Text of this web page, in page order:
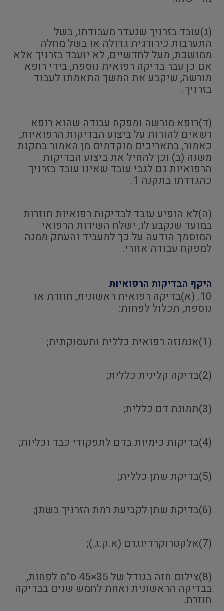
(ג)עובד בזרניך שנעדר מעבודתו, בשל
התערבות כירורגית גדולה או בשל מחלה
ממושכת, מעל לחדשיים, לא יועבד בזרניך אלא
אם כן עבר בדיקה רפואית נוספת, בידי רופא
מורשה, שיקבע את המשך התאמתו לעבוד
בזרניך.
(ד)רופא מורשה ומפקח עבודה שהוא רופא
רשאים להורות על ביצוע הבדיקות הרפואיות,
כאמור, בתאריכים מוקדמים מן האמור בתקנת
משנה (ב) וכן להחיל את ביצוע הבדיקות
הרפואיות גם לגבי עובד שאינו עובד בזרניך
כהגדרתו בתקנה 1.
(ה)לא הופיע עובד לבדיקות רפואיות חוזרות
במועד שנקבע לו, ישלח השירות הרפואי
המוסמך הודעה על כך למעביד והעתק ממנה
למפקח עבודה אזורי.
היקף הבדיקות הרפואיות
10. (א)בדיקה רפואית ראשונית, חוזרת או
נוספת, תכלול לפחות:
(1)אנמנזה רפואית כללית ותעסוקתית;
(2)בדיקה קלינית כללית;
(3)תמונת דם כללית;
(4)בדיקות כימיות בדם לתפקודי כבד וכליות;
(5)בדיקת שתן כללית;
(6)בדיקת שתן לקביעת רמת הזרניך בשתן;
(7)אלקטרוקרדיוגרם (א.ק.ג.);
(8)צילום חזה בגודל של 35×45 ס"מ לפחות,
בבדיקה הראשונית ואחת לחמש שנים בבדיקה
חוזרת.